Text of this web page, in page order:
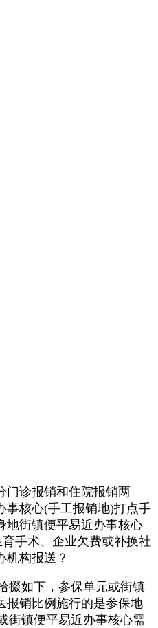
诊报销和住院报销两
事核心(手工报销地)打点手
地街镇便平易近办事核心
手术、企业欠费或补换社
机构报送？
掇如下，参保单元或街镇
报销比例施行的是参保地
街镇便平易近办事核心需